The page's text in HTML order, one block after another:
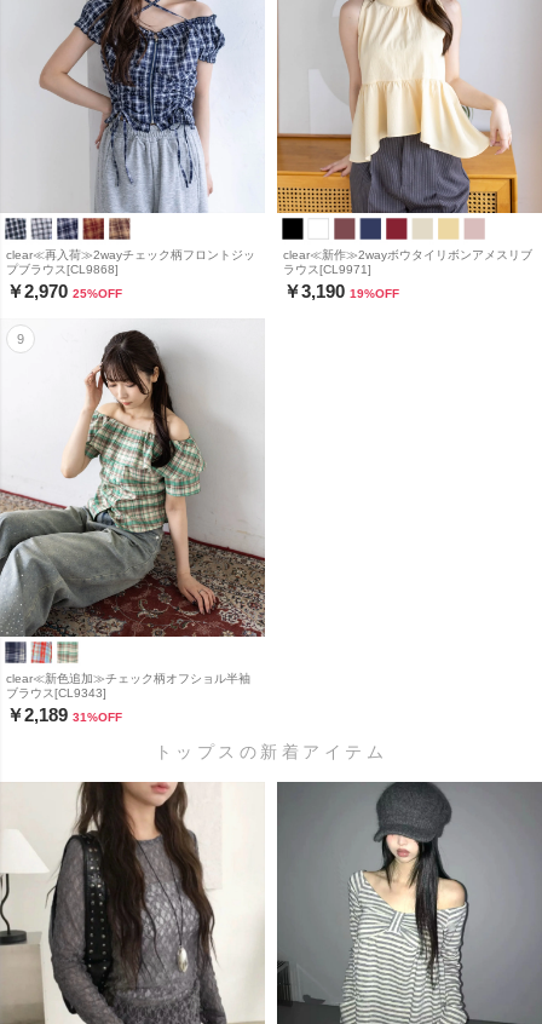
clear≪再入荷≫2wayチェック柄フロントジッ
プブラウス[CL9868]
￥2,970 25%OFF
clear≪新作≫2wayボウタイリボンアメスリブ
ラウス[CL9971]
￥3,190 19%OFF
clear≪新色追加≫チェック柄オフショル半袖
ブラウス[CL9343]
￥2,189 31%OFF
トップスの新着アイテム